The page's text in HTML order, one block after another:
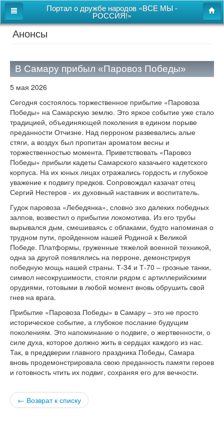
Портал о дружбе народов «ВСЕ МЫ -
РОССИЯ!»
Главная
Новости
СВОи
Этнокультурная карта
Казачий центр
Детям
Видео
Поиск
Карта сайта
Перейти к полной
версии сайта
Анонсы
В Самару прибыл «Паровоз Победы»
5 мая 2026
Сегодня состоялось торжественное прибытие «Паровоза
Победы» на Самарскую землю. Это яркое событие уже стало
традицией, объединяющей поколения в едином порыве
преданности Отчизне. Над перроном развевались алые
стяги, а воздух был пропитан ароматом весны и
торжественностью момента. Приветствовать «Паровоз
Победы» прибыли кадеты Самарского казачьего кадетского
корпуса. На их юных лицах отражались гордость и глубокое
уважение к подвигу предков. Сопровождал казачат отец
Сергий Нестеров - их духовный наставник и воспитатель.
Гудок паровоза «Лебедянка», словно эхо далеких победных
залпов, возвестил о прибытии локомотива. Из его трубы
вырывался дым, смешиваясь с облаками, будто напоминая о
трудном пути, пройденном нашей Родиной к Великой
Победе. Платформы, груженные тяжелой военной техникой,
одна за другой появлялись на перроне, демонстрируя
победную мощь нашей страны. Т-34 и Т-70 – грозные танки,
символ несокрушимости, стояли рядом с артиллерийскими
орудиями, готовыми в любой момент вновь обрушить свой
гнев на врага.
Прибытие «Паровоза Победы» в Самару – это не просто
историческое событие, а глубокое послание будущим
поколениям. Это напоминание о подвиге, о жертвенности, о
силе духа, которое должно жить в сердцах каждого из нас.
Так, в преддверии главного праздника Победы, Самара
вновь продемонстрировала свою преданность памяти героев
и готовность чтить их подвиг, сохраняя его для вечности.
← Возврат к списку